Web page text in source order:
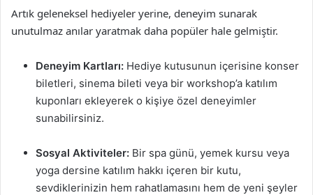
Artık geleneksel hediyeler yerine, deneyim sunarak
unutulmaz anılar yaratmak daha popüler hale gelmiştir.
Deneyim Kartları: Hediye kutusunun içerisine konser
biletleri, sinema bileti veya bir workshop’a katılım
kuponları ekleyerek o kişiye özel deneyimler
sunabilirsiniz.
Sosyal Aktiviteler: Bir spa günü, yemek kursu veya
yoga dersine katılım hakkı içeren bir kutu,
sevdiklerinizin hem rahatlamasını hem de yeni şeyler